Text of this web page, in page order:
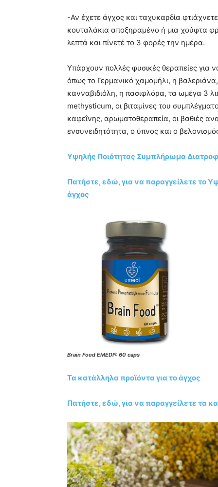
-Αν έχετε άγχος και ταχυκαρδία
κουταλάκια αποξηραμένο ή μια χούφτα
λεπτά και πίνετέ το 3 φορές την ημέρα.
Υπάρχουν πολλές φυσικές θεραπείες για
όπως το Γερμανικό χαμομήλι, η
κανναβιδιόλη, η πασιφλόρα, τα ωμέγα 3
methysticum, οι βιταμίνες του
καφεΐνης, αρωματοθεραπεία, οι βαθιές
ενσυνειδητότητα, ο ύπνος και ο
Υψηλής Ποιότητας Συμπλήρωμα
Πατήστε, εδώ, για να παραγγείλετε το
άγχος
Brain Food EMEDI® 60 caps
Τα κατάλληλα προϊόντα για το άγχος
Πατήστε, εδώ, για να παραγγείλετε τα